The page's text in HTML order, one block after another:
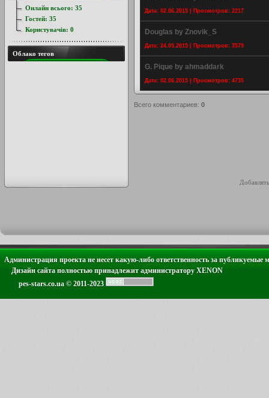
Дата: 02.06.2015 | Просмотров: 2217
Douglas by Znovik_S
Дата: 24.05.2015 | Просмотров: 3579
G. Pique by ahmaddark
Дата: 02.06.2015 | Просмотров: 4735
Всего комментариев: 0
Онлайн всього: 35
Гостей: 35
Користувачів: 0
Облако тегов
Администрация проекта не несет какую-либо ответственность за публикуемые
Дизайн сайта полностью принадлежит администратору XENON
pes-stars.co.ua © 2011-2023